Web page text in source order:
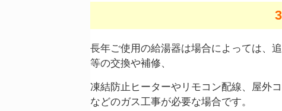
長年ご使用の給湯器は場合によっては、
等の交換や補修、
凍結防止ヒーターやリモコン配線、屋外
などのガス工事が必要な場合です。